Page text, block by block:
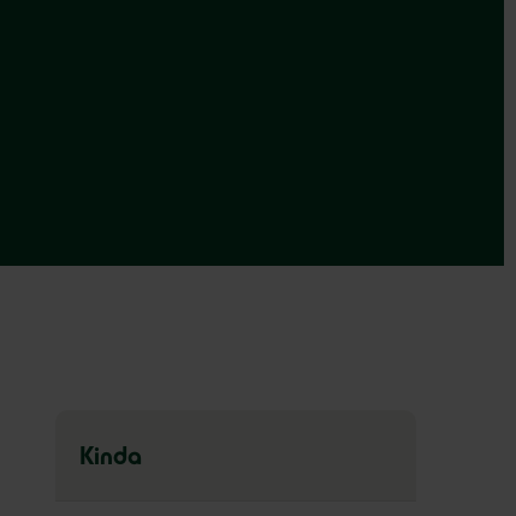
Kinda